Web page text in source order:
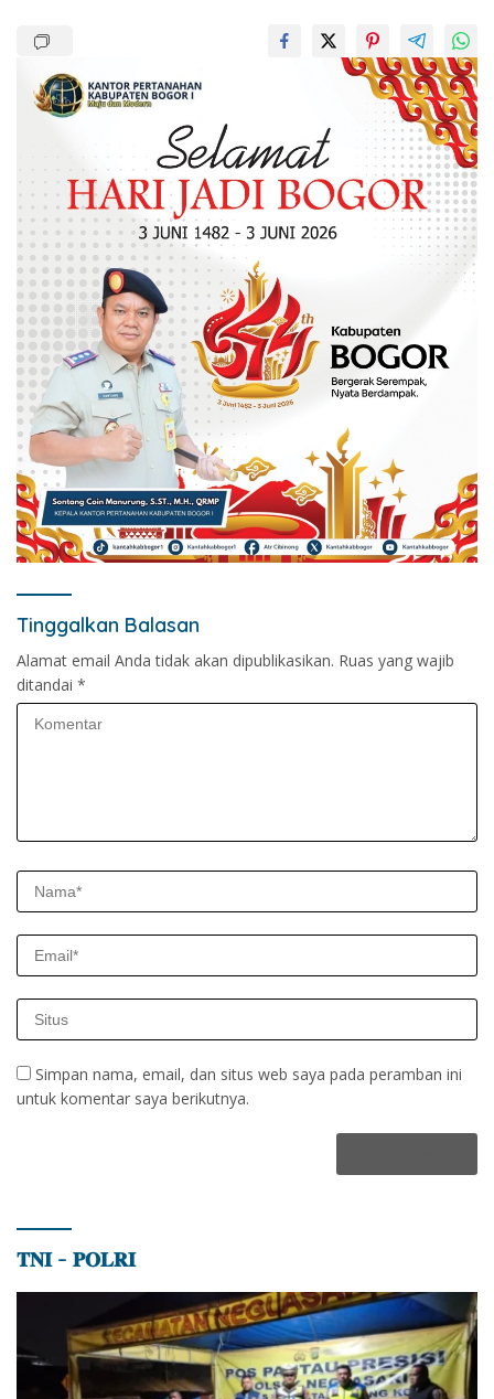
Tinggalkan Balasan
Alamat email Anda tidak akan dipublikasikan. Ruas yang wajib
ditandai *
Simpan nama, email, dan situs web saya pada peramban ini
untuk komentar saya berikutnya.
𝐓𝐍𝐈 – 𝐏𝐎𝐋𝐑𝐈